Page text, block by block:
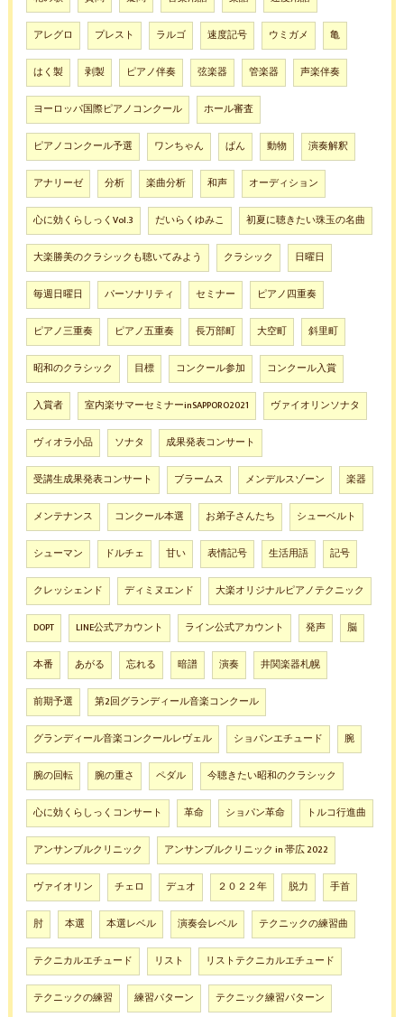
アレグロ プレスト ラルゴ 速度記号 ウミガメ 亀
はく製 剥製 ピアノ伴奏 弦楽器 管楽器 声楽伴奏
ヨーロッパ国際ピアノコンクール ホール審査
ピアノコンクール予選 ワンちゃん ぱん 動物 演奏解釈
アナリーゼ 分析 楽曲分析 和声 オーディション
心に効くらしっくVol.3 だいらくゆみこ 初夏に聴きたい珠玉の名曲
大楽勝美のクラシックも聴いてみよう クラシック 日曜日
毎週日曜日 パーソナリティ セミナー ピアノ四重奏
ピアノ三重奏 ピアノ五重奏 長万部町 大空町 斜里町
昭和のクラシック 目標 コンクール参加 コンクール入賞
入賞者 室内楽サマーセミナーinSAPPORO2021 ヴァイオリンソナタ
ヴィオラ小品 ソナタ 成果発表コンサート
受講生成果発表コンサート ブラームス メンデルスゾーン 楽器
メンテナンス コンクール本選 お弟子さんたち シューベルト
シューマン ドルチェ 甘い 表情記号 生活用語 記号
クレッシェンド ディミヌエンド 大楽オリジナルピアノテクニック
DOPT LINE公式アカウント ライン公式アカウント 発声 脳
本番 あがる 忘れる 暗譜 演奏 井関楽器札幌
前期予選 第2回グランディール音楽コンクール
グランディール音楽コンクールレヴェル ショパンエチュード 腕
腕の回転 腕の重さ ペダル 今聴きたい昭和のクラシック
心に効くらしっくコンサート 革命 ショパン革命 トルコ行進曲
アンサンブルクリニック アンサンブルクリニック in 帯広 2022
ヴァイオリン チェロ デュオ ２０２２年 脱力 手首
肘 本選 本選レベル 演奏会レベル テクニックの練習曲
テクニカルエチュード リスト リストテクニカルエチュード
テクニックの練習 練習パターン テクニック練習パターン